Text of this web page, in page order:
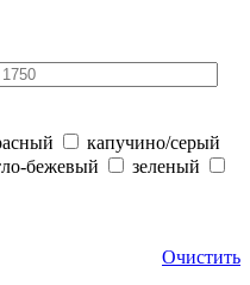
капучино/серый
бежевый
зеленый
Очистить